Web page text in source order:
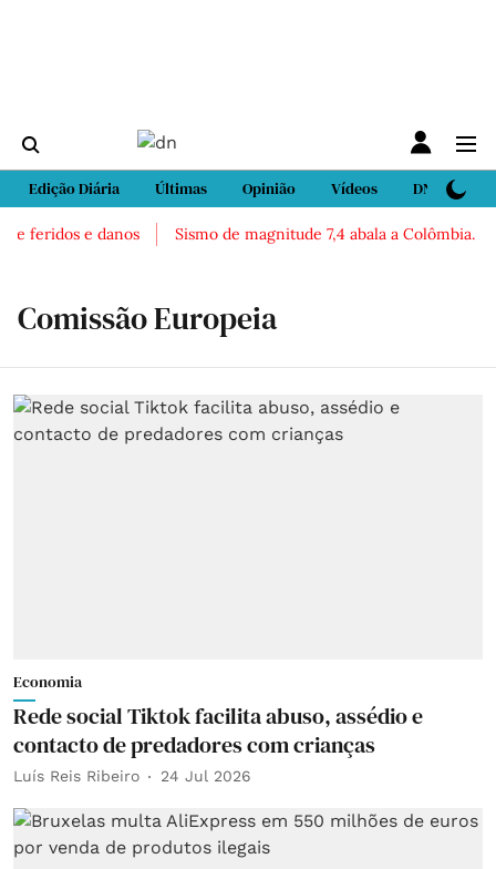
Edição Diária Últimas Opinião Vídeos DN Sport
feridos e danos Sismo de magnitude 7,4 abala a Colômbia. Há
Comissão Europeia
Economia
Rede social Tiktok facilita abuso, assédio e
contacto de predadores com crianças
Luís Reis Ribeiro 24 Jul 2026